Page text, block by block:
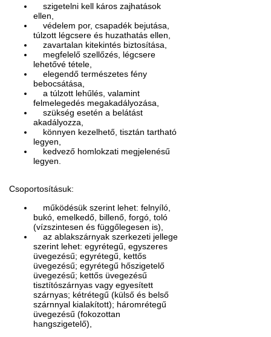
szigetelni kell káros zajhatások
ellen,
védelem por, csapadék bejutása,
túlzott légcsere és huzathatás ellen,
zavartalan kitekintés biztosítása,
megfelelő szellőzés, légcsere
lehetővé tétele,
elegendő természetes fény
bebocsátása,
a túlzott lehűlés, valamint
felmelegedés megakadályozása,
szükség esetén a belátást
akadályozza,
könnyen kezelhető, tisztán tartható
legyen,
kedvező homlokzati megjelenésű
legyen.
Csoportosításuk:
működésük szerint lehet: felnyíló,
bukó, emelkedő, billenő, forgó, toló
(vízszintesen és függőlegesen is),
az ablakszárnyak szerkezeti jellege
szerint lehet: egyrétegű, egyszeres
üvegezésű; egyrétegű, kettős
üvegezésű; egyrétegű hőszigetelő
üvegezésű; kettős üvegezésű
tisztítószárnyas vagy egyesített
szárnyas; kétrétegű (külső és belső
szárnnyal kialakított); háromrétegű
üvegezésű (fokozottan
hangszigetelő),